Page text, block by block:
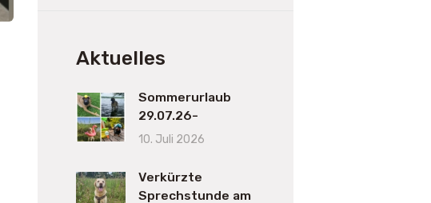
Aktuelles
Sommerurlaub
29.07.26-
16.08.2026
10. Juli 2026
Verkürzte
Sprechstunde am